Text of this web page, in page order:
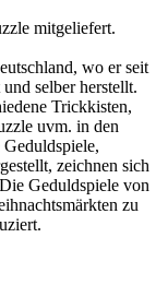
mitgeliefert.
wo er seit
selber herstellt.
Trickkisten,
uvm. in den
zeichnen sich
Geduldspiele von
zu